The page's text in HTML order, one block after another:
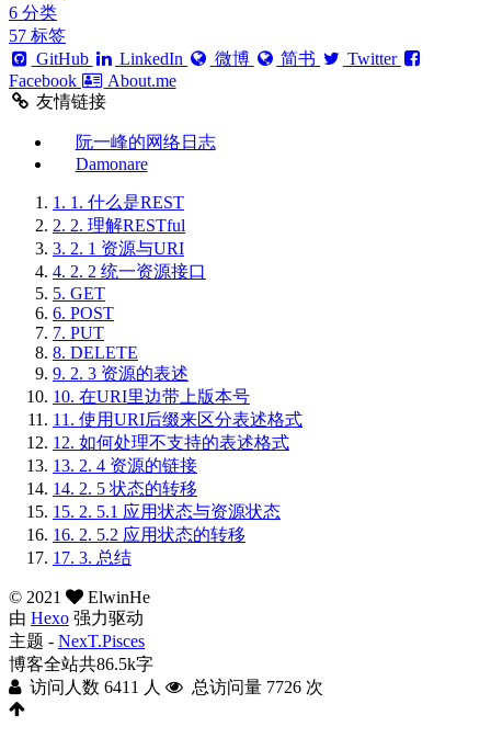
6 分类
57 标签
GitHub
LinkedIn 微博 简书
Twitter
Facebook
About.me
友情链接
阮一峰的网络日志
Damonare
1. 1. 什么是REST
2. 2. 理解RESTful
3. 2. 1 资源与URI
4. 2. 2 统一资源接口
5. GET
6. POST
7. PUT
8. DELETE
9. 2. 3 资源的表述
10. 在URI里边带上版本号
11. 使用URI后缀来区分表述格式
12. 如何处理不支持的表述格式
13. 2. 4 资源的链接
14. 2. 5 状态的转移
15. 2. 5.1 应用状态与资源状态
16. 2. 5.2 应用状态的转移
17. 3. 总结
© 2021
ElwinHe
由 Hexo 强力驱动
主题 - NexT.Pisces
博客全站共86.5k字
访问人数 6411 人 总访问量 7726 次